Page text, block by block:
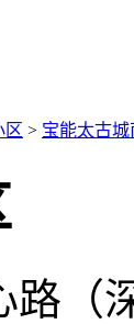
区 > 宝能太古城
路（